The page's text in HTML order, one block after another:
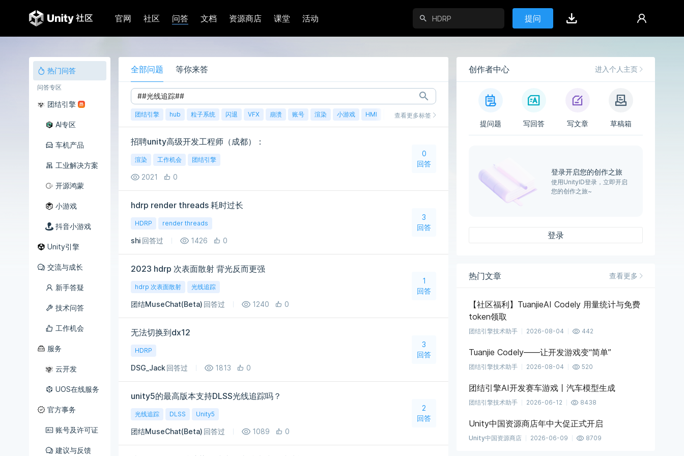
官网 社区 问答 文档 资源商店 课堂 活动 提问
热门问答
问答专区
团结引擎
AI专区
车机产品
工业解决方案
开源鸿蒙
小游戏
抖音小游戏
Unity引擎
交流与成长
新手答疑
技术问答
工作机会
服务
云开发
UOS在线服务
官方事务
账号及许可证
建议与反馈
全部问题 等你来答
团结引擎 hub 粒子系统 闪退 VFX 崩溃 账号 渲染 小游戏 HMI 鸿蒙查看更多标签
招聘unity高级开发工程师（成都）：
渲染 工作机会 团结引擎
2021 0
0
回答
hdrp render threads 耗时过长
HDRP render threads
shi 回答过 1426 0
3
回答
2023 hdrp 次表面散射 背光反而更强
hdrp 次表面散射 光线追踪
团结MuseChat(Beta) 回答过 1240 0
1
回答
无法切换到dx12
HDRP
DSG_Jack回答过 1813 0
3
回答
unity5的最高版本支持DLSS光线追踪吗？
光线追踪 DLSS Unity5
团结MuseChat(Beta) 回答过 1089 0
2
回答
创作者中心 进入个人主页
提问题 写回答 写文章 草稿箱
登录开启您的创作之旅
使用UnityID登录，立即开启
您的创作之旅~
登录
热门文章 查看更多
【社区福利】TuanjieAI Codely 用量统计与免费
token领取
团结引擎技术助手 2026-08-04 442
Tuanjie Codely——让开发游戏变“简单”
团结引擎技术助手 2026-08-04 520
团结引擎AI开发赛车游戏丨汽车模型生成
团结引擎技术助手 2026-06-12 8438
Unity中国资源商店年中大促正式开启
Unity中国资源商店 2026-06-09 8709